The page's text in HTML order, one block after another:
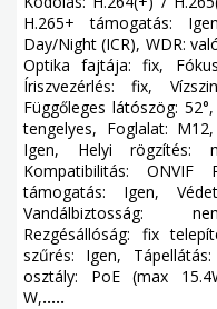
H.265+ támogatás:
Day/Night (ICR), WDR:
Optika fajtája: fix,
Íriszvezérlés: fix,
Függőleges látószög:
tengelyes, Foglalat:
Igen, Helyi rögzítés:
Kompatibilitás: ONVIF
támogatás: Igen,
Vandálbiztosság:
Rezgésállóság: fix
szűrés: Igen,
osztály: PoE (max
W,.....